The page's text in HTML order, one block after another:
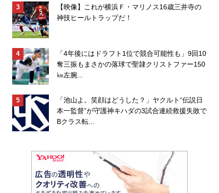
【映像】これが横浜Ｆ・マリノス16歳三井寺の
神技ヒールトラップだ！
「4年後にはドラフト1位で競合可能性も」9回10
奪三振もまさかの落球で聖隷クリストファー150
㎞左腕...
「池山よ。笑顔はどうした？」ヤクルト“伝説日
本一監督”が守護神キハダの3試合連続救援失敗で
Bクラス転...